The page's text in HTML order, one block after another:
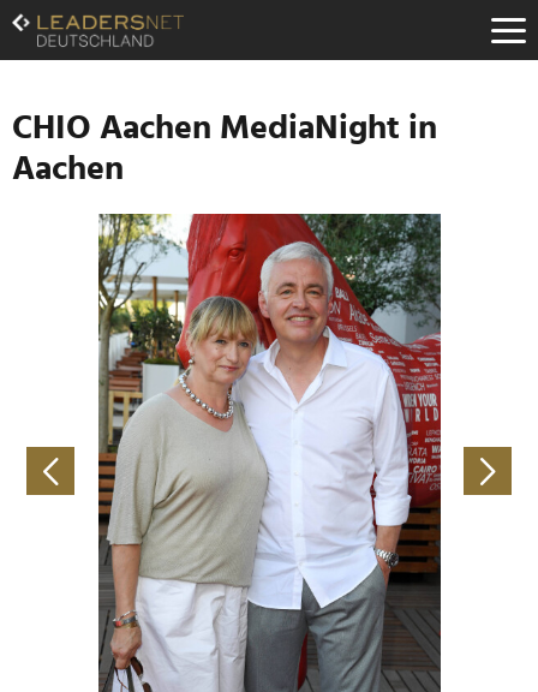
Zum
Inhalt
Zur
Navigation
Zur
Hauptnavigation
CHIO Aachen MediaNight in
Aachen